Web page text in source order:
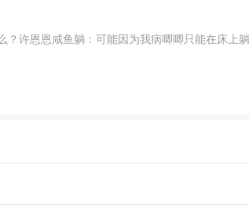
许恩恩咸鱼躺：可能因为我病唧唧只能在床上